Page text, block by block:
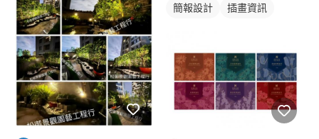
簡報設計 插畫資訊